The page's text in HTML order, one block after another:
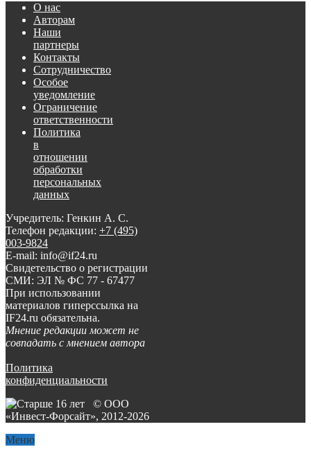
О нас
Авторам
Наши
партнеры
Контакты
Сотрудничество
Особое
уведомление
Ограничение
ответственности
Политика
в
отношении
обработки
персональных
данных
Учредитель: Генкин А. С.
Телефон редакции: +7 (495)
003-9824
E-mail: info@if24.ru
Свидетельство о регистрации
СМИ: ЭЛ № ФС 77 - 67477
При использовании
материалов гиперссылка на
IF24.ru обязательна.
Мнение редакции может не
совпадать с мнением автора
Политика
конфиденциальности
© ООО
«Инвест-Форсайт», 2012-2026
Меню